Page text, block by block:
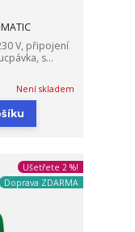
V, připojení
s...
Není skladem
Ušetřete 2 %!
Doprava ZDARMA